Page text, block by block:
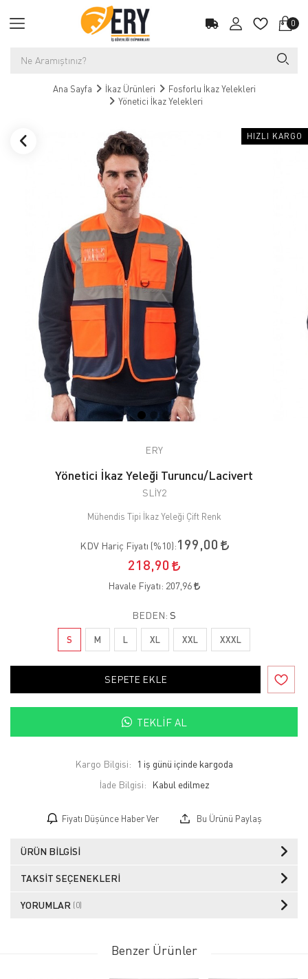
0
Ana Sayfa İkaz Ürünleri
Fosforlu İkaz Yelekleri
Yönetici İkaz Yelekleri
HIZLI KARGO
ERY
Yönetici İkaz Yeleği Turuncu/Lacivert
SLİY2
Mühendis Tipi İkaz Yeleği Çift Renk
KDV Hariç Fiyatı (%10):199,00
218,90
Havale Fiyatı: 207,96
BEDEN: S
S M L XL XXL XXXL
SEPETE EKLE
TEKLIF AL
Kargo Bilgisi:
1 iş günü içinde kargoda
İade Bilgisi:
Fiyatı Düşünce Haber Ver Bu Ürünü Paylaş
ÜRÜN BILGISI
TAKSIT SEÇENEKLERI
YORUMLAR (0)
Benzer Ürünler